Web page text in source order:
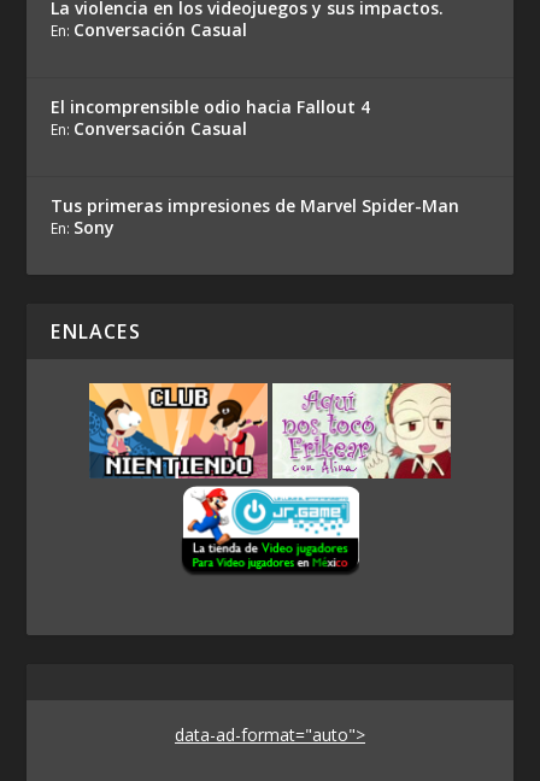
La violencia en los videojuegos y sus impactos.
En: Conversación Casual
El incomprensible odio hacia Fallout 4
En: Conversación Casual
Tus primeras impresiones de Marvel Spider-Man
En: Sony
ENLACES
data-ad-format="auto">